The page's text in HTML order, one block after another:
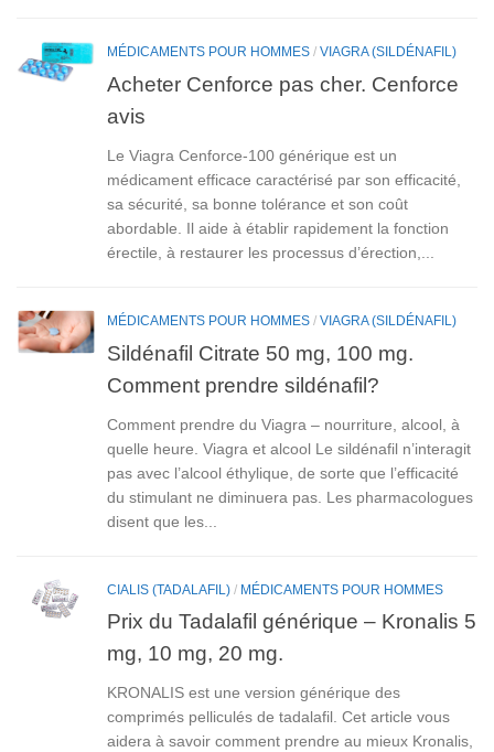
MÉDICAMENTS POUR HOMMES / VIAGRA (SILDÉNAFIL)
Acheter Cenforce pas cher. Cenforce
avis
Le Viagra Cenforce-100 générique est un
médicament efficace caractérisé par son efficacité,
sa sécurité, sa bonne tolérance et son coût
abordable. Il aide à établir rapidement la fonction
érectile, à restaurer les processus d’érection,...
MÉDICAMENTS POUR HOMMES / VIAGRA (SILDÉNAFIL)
Sildénafil Citrate 50 mg, 100 mg.
Comment prendre sildénafil?
Comment prendre du Viagra – nourriture, alcool, à
quelle heure. Viagra et alcool Le sildénafil n’interagit
pas avec l’alcool éthylique, de sorte que l’efficacité
du stimulant ne diminuera pas. Les pharmacologues
disent que les...
CIALIS (TADALAFIL) / MÉDICAMENTS POUR HOMMES
Prix du Tadalafil générique – Kronalis 5
mg, 10 mg, 20 mg.
KRONALIS est une version générique des
comprimés pelliculés de tadalafil. Cet article vous
aidera à savoir comment prendre au mieux Kronalis,